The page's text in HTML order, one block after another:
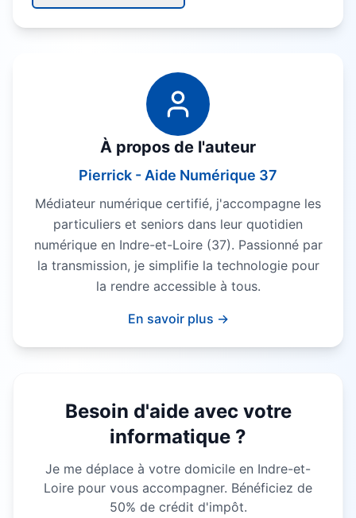
À propos de l'auteur
Pierrick - Aide Numérique 37
Médiateur numérique certifié, j'accompagne les
particuliers et seniors dans leur quotidien
numérique en Indre-et-Loire (37). Passionné par
la transmission, je simplifie la technologie pour
la rendre accessible à tous.
En savoir plus →
Besoin d'aide avec votre
informatique ?
Je me déplace à votre domicile en Indre-et-
Loire pour vous accompagner. Bénéficiez de
50% de crédit d'impôt.